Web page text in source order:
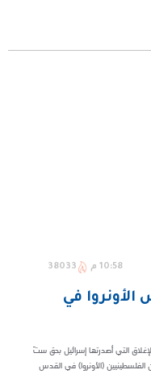
10:58 م 38033
في
الإغلاق التي أصدرتها إسرائيل بحق ستّ
الفلسطينيين (الأونروا) في القدس